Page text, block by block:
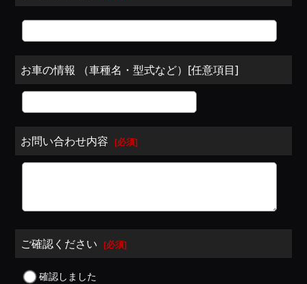
お車の情報 （車種名・型式など）[任意項目]
お問い合わせ内容 [必須]
ご確認ください [必須]
確認しました